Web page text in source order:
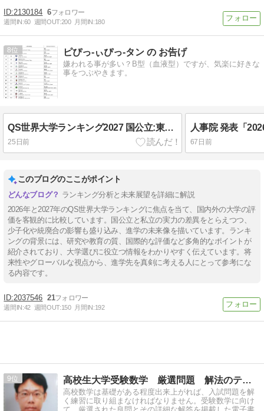
2130184 6
週間IN:60 週間OUT:200 月間IN:180
8 ピぴっ-ぃぴっ-タン の お告げ
嫌われる事が多い？B型（血液型）ですが、気楽に好きな
事をつぶやきます。
QS世界大学ランキング2027 国公立:東大,京大,科学大,阪大,東北大,名古屋大など、私立:早稲田,慶応,立命館,東京理科など、日本の大学ランキング。
25日前 67日前
このブログのここがポイント
ランキング分析と未来展望を詳細に解説
2026年と2027年のQS世界大学ランキングに焦点を当て、国内外の大学の評
価を客観的に比較しています。国公立と私立の実力の差異をとらえつつ、
少子化や統廃合の影響も盛り込み、進学の未来像を描いています。ランキ
ングの背景には、研究や教育の質、国際的な評価など多角的なポイントが
紹介されており、大学選びに役立つ情報をわかりやすく伝えています。将
来性やグローバルな視点から、進学先を真剣に考える人にとって参考にな
る内容です。
2037546 21
週間IN:42 週間OUT:150 月間IN:192
9 高校生大学受験数学 厳選問題 解法のテクニック
高校数学は基礎がある程度出来上がれば、入試問題を解
く練習に取り組まなければなりません。受験数学に向け